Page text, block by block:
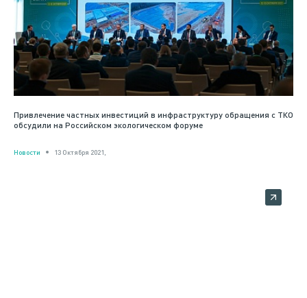
Привлечение частных инвестиций в инфраструктуру обращения с ТКО
обсудили на Российском экологическом форуме
Новости 13 Октября 2021,